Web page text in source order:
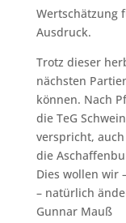
Wertschätzung
Ausdruck.
Trotz dieser
nächsten
können. Nach
die TeG
verspricht,
die
Dies wollen wir
– natürlich
Gunnar Mauß